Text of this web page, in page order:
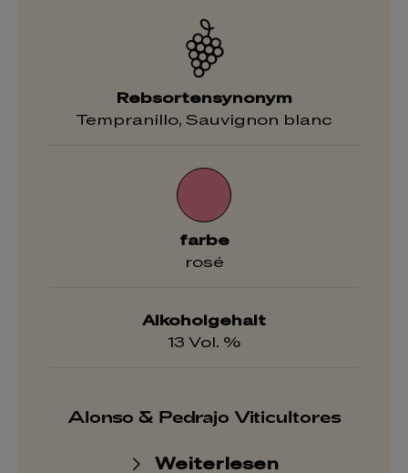
Rebsortensynonym
Tempranillo, Sauvignon blanc
farbe
rosé
Alkoholgehalt
13 Vol. %
Alonso & Pedrajo Viticultores
Weiterlesen